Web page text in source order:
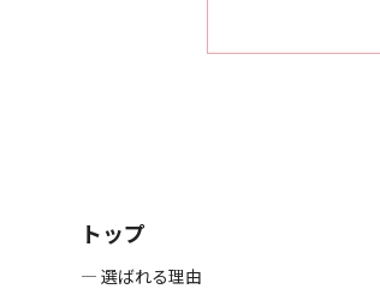
トップ
― 選ばれる理由